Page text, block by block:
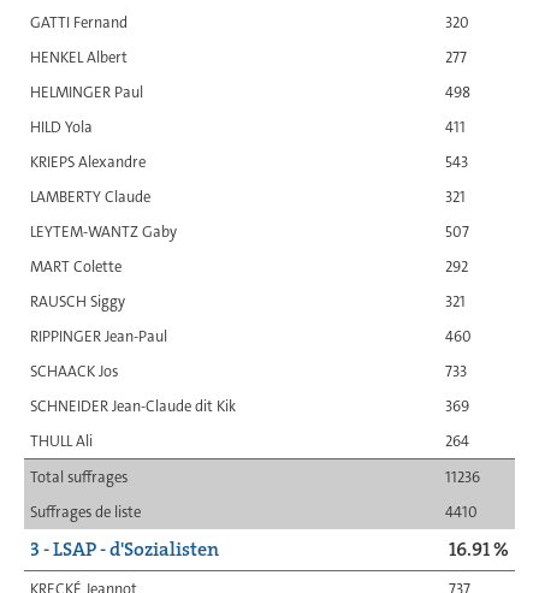
GATTI Fernand
320
HENKEL Albert
277
HELMINGER Paul
498
HILD Yola
411
KRIEPS Alexandre
543
LAMBERTY Claude
321
LEYTEM-WANTZ Gaby
507
MART Colette
292
RAUSCH Siggy
321
RIPPINGER Jean-Paul
460
SCHAACK Jos
733
SCHNEIDER Jean-Claude dit Kik
369
THULL Ali
264
Total suffrages
11236
Suffrages de liste
4410
3 - LSAP - d'Sozialisten 16.91 %